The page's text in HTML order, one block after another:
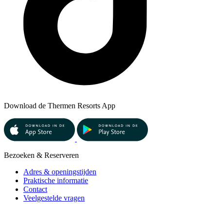
Download de Thermen Resorts App
Bezoeken & Reserveren
Adres & openingstijden
Praktische informatie
Contact
Veelgestelde vragen